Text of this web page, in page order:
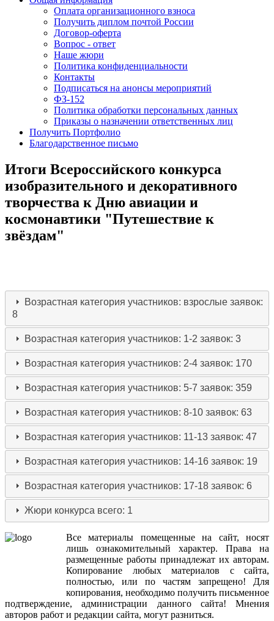
Оплата организационного взноса
Получить диплом почтой России
Договор-оферта
Вопрос - ответ
Наше жюри
Политика конфиденциальности
Контакты
Подписаться на анонсы мероприятий
ФЗ-152
Политика обработки персональных данных
Приказы о назначении ответственных лиц
Получить Портфолио
Благодарственное письмо
Итоги Всероссийского конкурса
изобразительного и декоративного
творчества к Дню авиации и
космонавтики "Путешествие к
звёздам"
Возрастная категория участников: взрослыезаявок:
8
Возрастная категория участников: 1-2заявок: 3
Возрастная категория участников: 2-4заявок: 170
Возрастная категория участников: 5-7заявок: 359
Возрастная категория участников: 8-10заявок: 63
Возрастная категория участников: 11-13заявок: 47
Возрастная категория участников: 14-16заявок: 19
Возрастная категория участников: 17-18заявок: 6
Жюри конкурса всего: 1
Все материалы помещенные на сайт,носят
лишь
ознакомительный характер. Права
на
размещенные работы принадлежат их авторам.
Копирование
любых материалов с сайта,
полностью, или по частям запрещено! Для
копирования, необходимо получить письменное
подтверждение,администрации данного сайта! Мнения
авторов работ и редакции сайта, могут разниться.